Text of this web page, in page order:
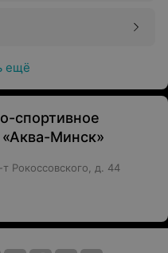
ещё
спортивное
Минск»
Рокоссовского, д. 44